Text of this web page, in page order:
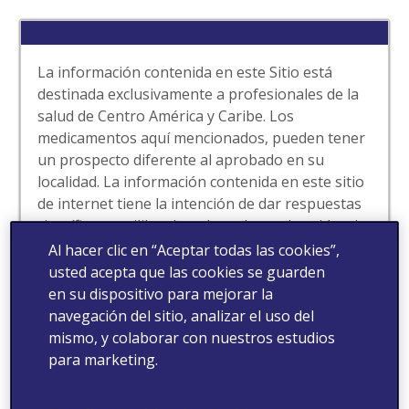
La información contenida en este Sitio está
destinada exclusivamente a profesionales de la
salud de Centro América y Caribe. Los
medicamentos aquí mencionados, pueden tener
un prospecto diferente al aprobado en su
localidad. La información contenida en este sitio
de internet tiene la intención de dar respuestas
científicas equilibradas y basadas en la evidencia
a las solicitudes espontáneas de los
profesionales de la salud. Este sitio puede
contener información de nuestros productos
que no ha sido aprobada por la autoridad de
salud de su localidad. Para obtener información
completa de nuestros medicamentos tales como
Al hacer clic en “Aceptar todas las cookies”,
usted acepta que las cookies se guarden
en su dispositivo para mejorar la
navegación del sitio, analizar el uso del
mismo, y colaborar con nuestros estudios
para marketing.